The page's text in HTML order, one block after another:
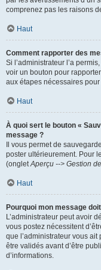
comprenez pas les raisons
Haut
Comment rapporter des
Si l’administrateur l’a
voir un bouton pour
aux étapes nécessaires
Haut
À quoi sert le bouton «
message ?
Il vous permet de
poster ultérieurement. Pour
(ongletAperçu --> Gestion
Haut
Pourquoi mon message
L’administrateur peut avoir
vous postez nécessitent
que l’administrateur vous
être validés avant d’être
d’informations.